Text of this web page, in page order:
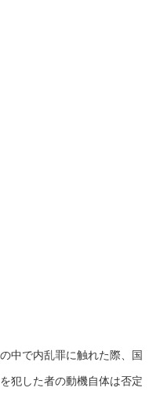
中で内乱罪に触れた際、国
犯した者の動機自体は否定